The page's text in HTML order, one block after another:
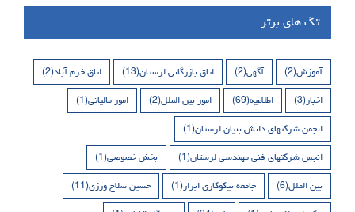
تگ های برتر
آموزش(2) آگهی(2) اتاق بازرگانی لرستان(13) اتاق خرم آباد(2)
اخبار(3) اطلاعیه(69) امور بین الملل(2) امور مالیاتی(1)
انجمن شرکتهای دانش بنیان لرستان(1)
انجمن شرکتهای فنی مهندسی لرستان(1) بخش خصوصی(1)
بین الملل(6) جامعه نیکوکاری ابرار(1) حسین سلاح ورزی(11)